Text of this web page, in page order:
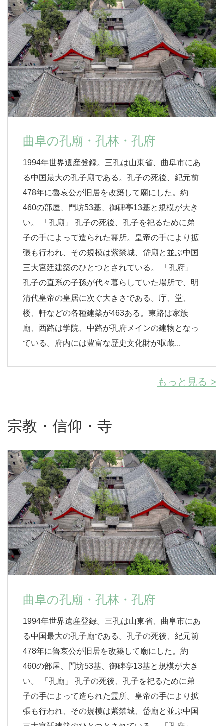
曲阜の孔廟・孔林・孔府
1994年世界遺産登録。三孔は山東省、曲阜市にあ
る中国最大の孔子廟である。孔子の死後、紀元前
478年に魯哀公が旧居を改築して廟にした。約
460の部屋、門坊53基、御碑亭13基と規模が大き
い。 「孔廟」 孔子の死後、孔子を祀るために弟
子の手によって造られた霊所。皇帝の手により拡
張も行われ、その規模は紫禁城、岱廟と並ぶ中国
三大宮廷建築のひとつとされている。 「孔府」
孔子の直系の子孫が代々暮らしていた場所で、明
清代皇帝の皇居に次ぐ大きさである。庁、堂、
楼、軒などの各種建築が463ある。東路は家族
廟、西路は学院、中路が孔府メインの建物となっ
ている。府内には豊富な歴史文化財が収蔵...
もっと見る >
宗教・信仰・寺
曲阜の孔廟・孔林・孔府
1994年世界遺産登録。三孔は山東省、曲阜市にあ
る中国最大の孔子廟である。孔子の死後、紀元前
478年に魯哀公が旧居を改築して廟にした。約
460の部屋、門坊53基、御碑亭13基と規模が大き
い。 「孔廟」 孔子の死後、孔子を祀るために弟
子の手によって造られた霊所。皇帝の手により拡
張も行われ、その規模は紫禁城、岱廟と並ぶ中国